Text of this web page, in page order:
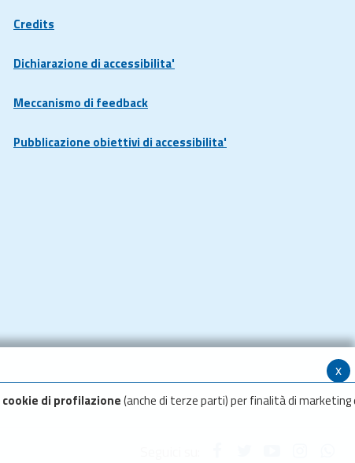
x
cookie di profilazione(anche di terze parti) per finalità di marketing
Credits
Dichiarazione di accessibilita'
Meccanismo di feedback
Pubblicazione obiettivi di accessibilita'